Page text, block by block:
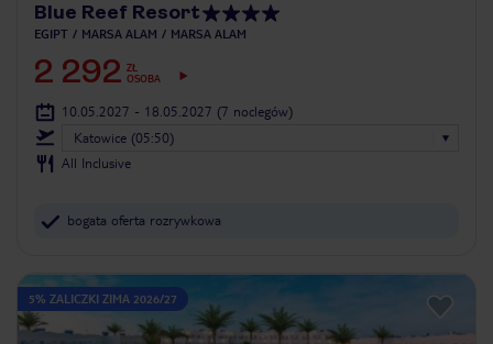
Blue Reef Resort
EGIPT MARSA ALAM MARSA ALAM
2 292 ZŁ
OSOBA
10.05.2027 - 18.05.2027 (7 noclegów)
Katowice (05:50)
All Inclusive
bogata oferta rozrywkowa
5% ZALICZKI ZIMA 2026/27